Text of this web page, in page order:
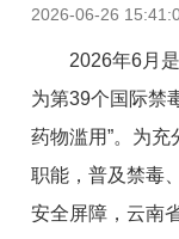
2026-06-26
2026年6月
为第39个国际禁
药物滥用”。为充
职能，普及禁毒
安全屏障，云南